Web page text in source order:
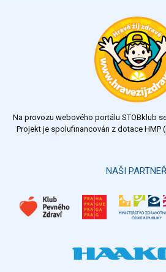
Na provozu webového portálu STOBklub
Projekt je spolufinancován z dotace HMP
NAŠI